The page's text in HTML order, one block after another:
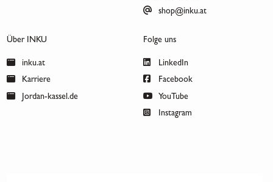
shop@inku.at
Über INKU
inku.at
Karriere
Jordan-kassel.de
Folge uns
LinkedIn
Facebook
YouTube
Instagram